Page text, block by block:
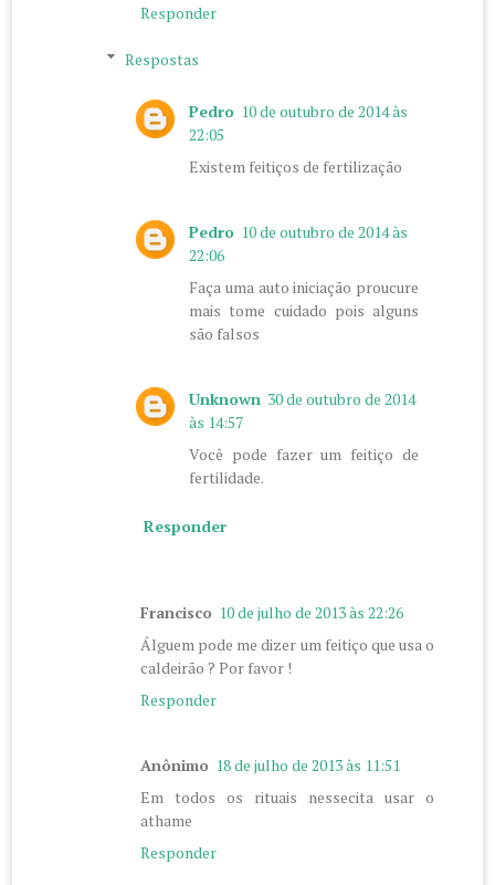
Responder
Respostas
Pedro 10 de outubro de 2014 às
22:05
Existem feitiços de fertilização
Pedro 10 de outubro de 2014 às
22:06
Faça uma auto iniciação proucure
mais tome cuidado pois alguns
são falsos
Unknown 30 de outubro de 2014
às 14:57
Você pode fazer um feitiço de
fertilidade.
Responder
Francisco 10 de julho de 2013 às 22:26
Álguem pode me dizer um feitiço que usa o
caldeirão ? Por favor !
Responder
Anônimo 18 de julho de 2013 às 11:51
Em todos os rituais nessecita usar o
athame
Responder